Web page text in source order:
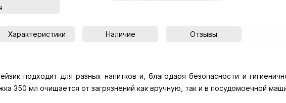
Характеристики Наличие Отзывы
подходит для разных напитков и, благодаря безопасности и
350 мл очищается от загрязнений как вручную, так и в посудомоечной